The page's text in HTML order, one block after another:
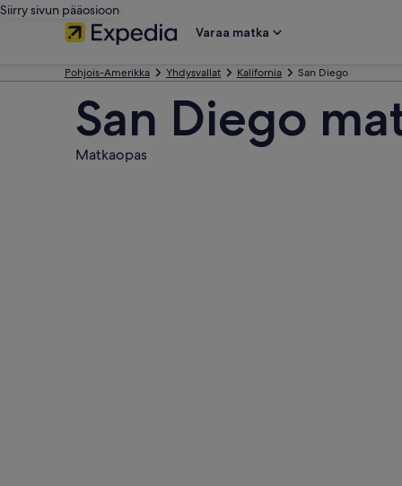
Siirry sivun pääosioon
Varaa matka
Pohjois-Amerikka Yhdysvallat Kalifornia San Diego
San Diego
Matkaopas